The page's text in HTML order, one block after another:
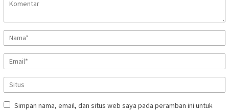
Simpan nama, email, dan situs web saya pada peramban ini untuk